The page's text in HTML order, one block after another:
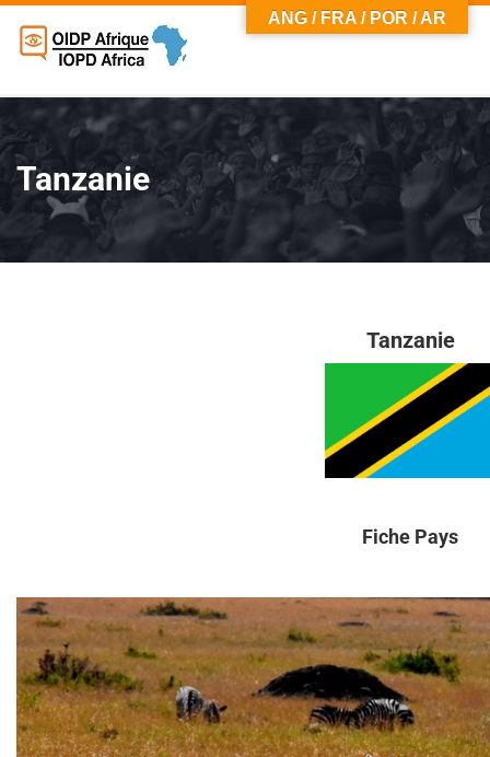
Tanzanie
Tanzanie
Fiche Pays
ANG / FRA / POR / AR